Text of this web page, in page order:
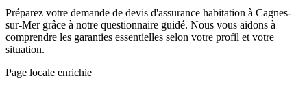
Préparez votre demande de devis d'assurance habitation à Cagnes-
sur-Mergrâce à notre questionnaire guidé. Nous vous aidons à
comprendre les garanties essentielles selon votre profil et votre
situation.
Page locale enrichie